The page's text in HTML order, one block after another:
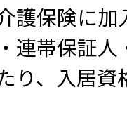
護保険に加
連帯保証人
り、入居資